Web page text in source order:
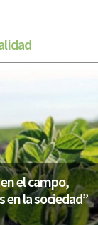
el campo,
la sociedad”